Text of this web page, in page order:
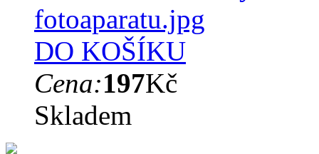
DO KOŠÍKU
Cena:197Kč
Skladem